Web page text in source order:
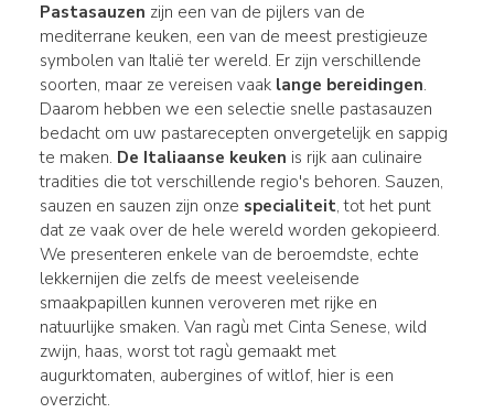
Pastasauzen zijn een van de pijlers van de
mediterrane keuken, een van de meest prestigieuze
symbolen van Italië ter wereld. Er zijn verschillende
soorten, maar ze vereisen vaak lange bereidingen.
Daarom hebben we een selectie snelle pastasauzen
bedacht om uw pastarecepten onvergetelijk en sappig
te maken. De Italiaanse keuken is rijk aan culinaire
tradities die tot verschillende regio's behoren. Sauzen,
sauzen en sauzen zijn onze specialiteit, tot het punt
dat ze vaak over de hele wereld worden gekopieerd.
We presenteren enkele van de beroemdste, echte
lekkernijen die zelfs de meest veeleisende
smaakpapillen kunnen veroveren met rijke en
natuurlijke smaken. Van ragù met Cinta Senese, wild
zwijn, haas, worst tot ragù gemaakt met
augurktomaten, aubergines of witlof, hier is een
overzicht.